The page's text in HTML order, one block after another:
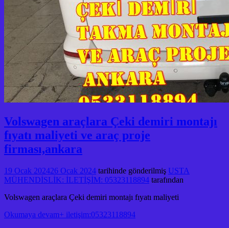
Volswagen araçlara Çeki demiri montajı
fıyatı maliyeti ve araç proje
firması,ankara
19 Ocak 202426 Ocak 2024 tarihinde gönderilmiş USTA
MÜHENDİSLİK: İLETİŞİM: 05323118894 tarafından
Volswagen araçlara Çeki demiri montajı fıyatı maliyeti
Okumaya devam+ iletişim:05323118894